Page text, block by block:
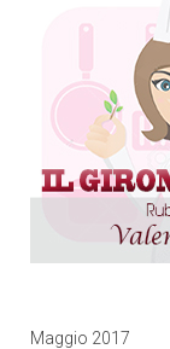
Maggio 2017